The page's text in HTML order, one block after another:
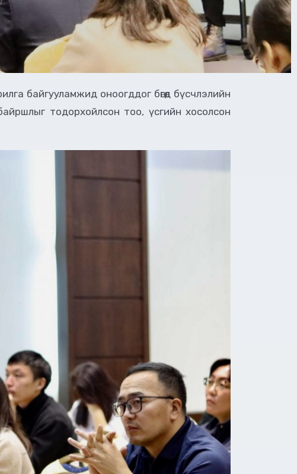
байгууламжид оноогддог бөгөөд бүсчлэлийн
тодорхойлсон тоо, үсгийн хосолсон